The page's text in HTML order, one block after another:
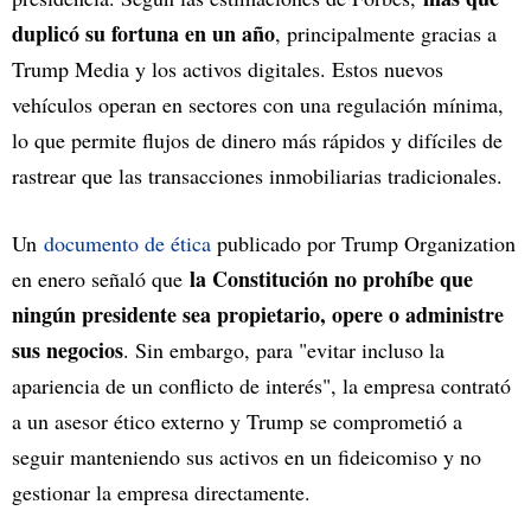
duplicó su fortuna en un año, principalmente gracias a
Trump Media y los activos digitales. Estos nuevos
vehículos operan en sectores con una regulación mínima,
lo que permite flujos de dinero más rápidos y difíciles de
rastrear que las transacciones inmobiliarias tradicionales.
Un documento de ética publicado por Trump Organization
en enero señaló que la Constitución no prohíbe que
ningún presidente sea propietario, opere o administre
sus negocios. Sin embargo, para "evitar incluso la
apariencia de un conflicto de interés", la empresa contrató
a un asesor ético externo y Trump se comprometió a
seguir manteniendo sus activos en un fideicomiso y no
gestionar la empresa directamente.